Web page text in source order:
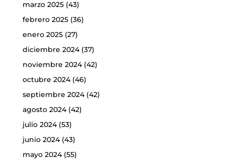
marzo 2025(43)
febrero 2025(36)
enero 2025(27)
diciembre 2024(37)
noviembre 2024(42)
octubre 2024(46)
septiembre 2024(42)
agosto 2024(42)
julio 2024(53)
junio 2024(43)
mayo 2024(55)